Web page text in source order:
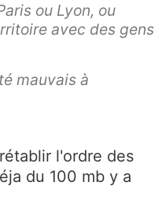
ou Lyon, ou
avec des gens
mauvais à
l'ordre des
du 100 mb y a